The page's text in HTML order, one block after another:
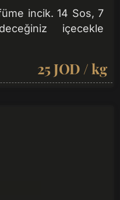
incik. 14 Sos, 7
içecekle
25 JOD / kg